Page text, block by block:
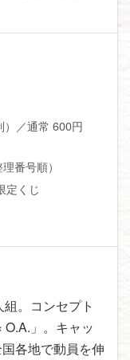
／通常 600円
番号順）
定くじ
。コンセプト
」。キャッ
各地で動員を伸